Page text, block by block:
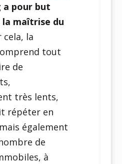
a pour but
la maîtrise du
cela, la
tout
de
très lents,
répéter en
également
de
à